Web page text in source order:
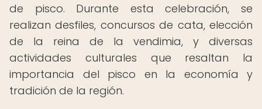
de pisco. Durante esta celebración, se
realizan desfiles, concursos de cata, elección
de la reina de la vendimia, y diversas
actividades culturales que resaltan la
importancia del pisco en la economía y
tradición de la región.